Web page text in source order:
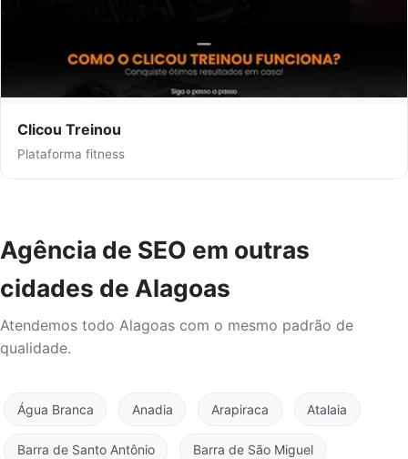
Clicou Treinou
Plataforma fitness
Agência de SEO em outras
cidades de Alagoas
Atendemos todo Alagoas com o mesmo padrão de
qualidade.
Água Branca Anadia Arapiraca Atalaia
Barra de Santo Antônio Barra de São Miguel